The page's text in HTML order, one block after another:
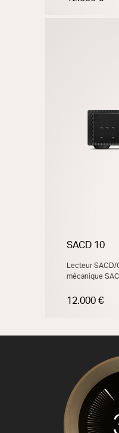
SACD 10
Lecteur SACD/
mécanique
12.000 €